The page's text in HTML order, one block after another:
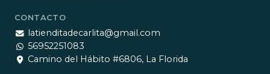
CONTACTO
latienditadecarlita@gmail.com
56952251083
Camino del Hábito #6806, La Florida